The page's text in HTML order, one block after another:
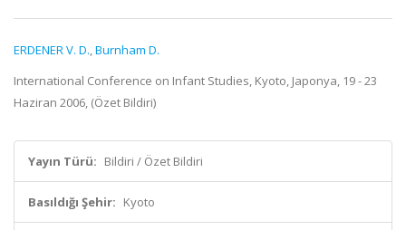
ERDENER V. D.,Burnham D.
International Conference on Infant Studies, Kyoto, Japonya, 19 - 23
Haziran 2006, (Özet Bildiri)
Yayın Türü: Bildiri / Özet Bildiri
Basıldığı Şehir: Kyoto